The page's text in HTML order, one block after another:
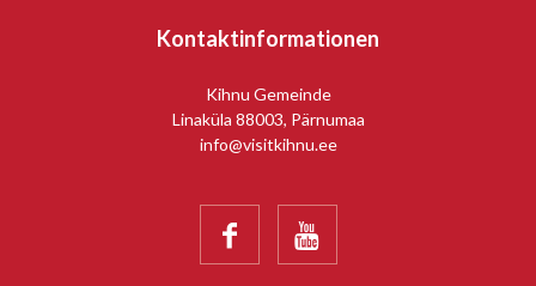
Kontaktinformationen
Kihnu Gemeinde
Linaküla 88003, Pärnumaa
info@visitkihnu.ee
 